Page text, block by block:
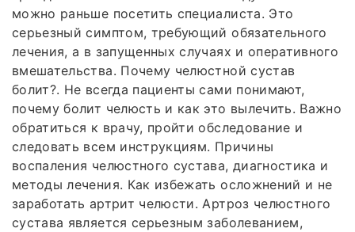
можно раньше посетить специалиста. Это
серьезный симптом, требующий обязательного
лечения, а в запущенных случаях и оперативного
вмешательства. Почему челюстной сустав
болит?. Не всегда пациенты сами понимают,
почему болит челюсть и как это вылечить. Важно
обратиться к врачу, пройти обследование и
следовать всем инструкциям. Причины
воспаления челюстного сустава, диагностика и
методы лечения. Как избежать осложнений и не
заработать артрит челюсти. Артроз челюстного
сустава является серьезным заболеванием,